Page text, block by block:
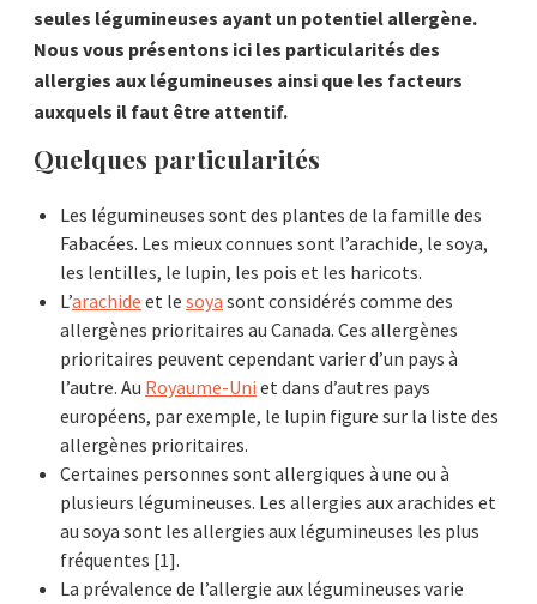
seules légumineuses ayant un potentiel allergène.
Nous vous présentons ici les particularités des
allergies aux légumineuses ainsi que les facteurs
auxquels il faut être attentif.
Quelques particularités
Les légumineuses sont des plantes de la famille des
Fabacées. Les mieux connues sont l’arachide, le soya,
les lentilles, le lupin, les pois et les haricots.
L’arachide et le soya sont considérés comme des
allergènes prioritaires au Canada. Ces allergènes
prioritaires peuvent cependant varier d’un pays à
l’autre. Au Royaume-Uni et dans d’autres pays
européens, par exemple, le lupin figure sur la liste des
allergènes prioritaires.
Certaines personnes sont allergiques à une ou à
plusieurs légumineuses. Les allergies aux arachides et
au soya sont les allergies aux légumineuses les plus
fréquentes [1].
La prévalence de l’allergie aux légumineuses varie